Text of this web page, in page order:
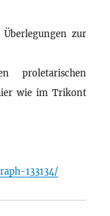
zur
proletarischen
wie im Trikont
133134/